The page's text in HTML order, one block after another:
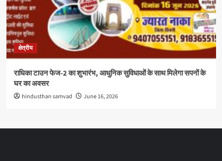
क्षेत्रीय
राधिका टाउन फेज-2 का शुभारंभ, आधुनिक सुविधाओं के साथ मिलेगा सपनों के
घर का अवसर
hindusthan samvad June 16, 2026